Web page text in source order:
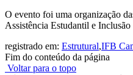
O evento foi uma organização
Assistência Estudantil e
registrado em: Estrutural,IFB
Fim do conteúdo da página
Voltar para o topo